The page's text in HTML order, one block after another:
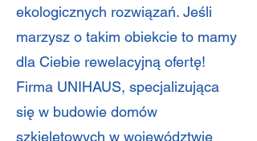
ekologicznych rozwiązań. Jeśli
marzysz o takim obiekcie to mamy
dla Ciebie rewelacyjną ofertę!
Firma UNIHAUS, specjalizująca
się w budowie domów
szkieletowych w województwie